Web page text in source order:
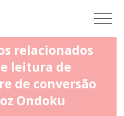
relacionados
leitura de
de conversão
Ondoku